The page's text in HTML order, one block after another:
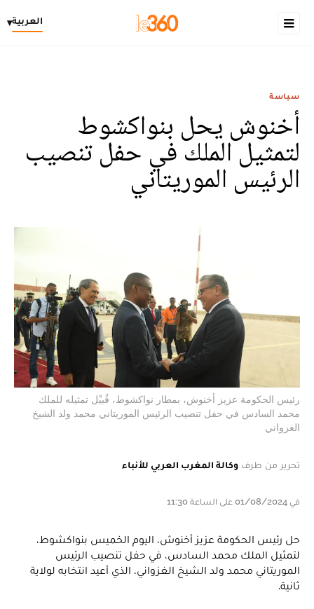
العربية▾
سياسة
أخنوش يحل بنواكشوط
لتمثيل الملك في حفل تنصيب
الرئيس الموريتاني
رئيس الحكومة عزيز أخنوش، بمطار نواكشوط، قُبيْل تمثيله للملك
محمد السادس في حفل تنصيب الرئيس الموريتاني محمد ولد الشيخ
الغزواني
تحرير من طرف وكالة المغرب العربي للأنباء
في 01/08/2024 على الساعة 11:30
حل رئيس الحكومة عزيز أخنوش، اليوم الخميس بنواكشوط،
لتمثيل الملك محمد السادس، في حفل تنصيب الرئيس
الموريتاني محمد ولد الشيخ الغزواني، الذي أعيد انتخابه لولاية
ثانية.